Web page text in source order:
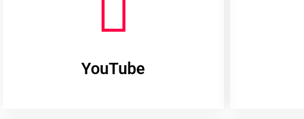
YouTube